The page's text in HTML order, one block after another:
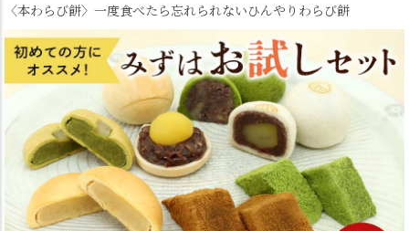
〈本わらび餅〉 一度食べたら忘れられないひんやりわらび餅